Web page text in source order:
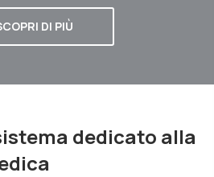
DI PIÙ
dedicato alla